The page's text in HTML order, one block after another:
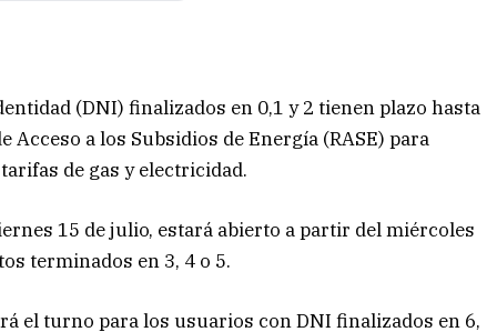
(DNI) finalizados en 0,1 y 2 tienen plazo hasta
a los Subsidios de Energía (RASE) para
de gas y electricidad.
15 de julio, estará abierto a partir del miércoles
terminados en 3, 4 o 5.
el turno para los usuarios con DNI finalizados en 6,